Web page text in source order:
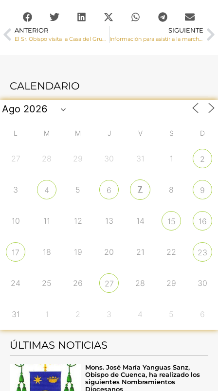
ANTERIOR
El Sr. Obispo visita la Casa del Grupo Social ONCE en Cuenca
SIGUIENTE
Información para asistir a la marcha por la vida el día 27 en Madrid
CALENDARIO
L M M J V S D
27 28 29 30 31 1 2
3 4 5 6 7 8 9
10 11 12 13 14 15 16
17 18 19 20 21 22 23
24 25 26 27 28 29 30
31 1 2 3 4 5 6
ÚLTIMAS NOTICIAS
Mons. José María Yanguas Sanz,
Obispo de Cuenca, ha realizado los
siguientes Nombramientos
Diocesanos